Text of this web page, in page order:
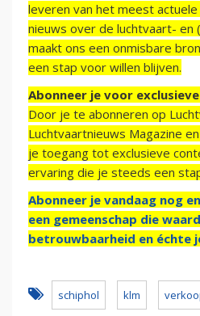
leveren van het meest actuele
nieuws over de luchtvaart- en
maakt ons een onmisbare
een stap voor willen blijven.
Abonneer je voor
Door je te abonneren op
Luchtvaartnieuws Magazine
je toegang tot exclusieve
ervaring die je steeds een
Abonneer je vandaag nog
een gemeenschap die
betrouwbaarheid en échte
schiphol klm